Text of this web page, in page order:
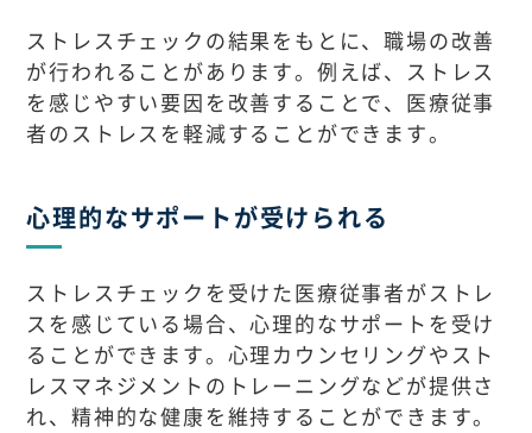
ストレスチェックの結果をもとに、職場の改善
が行われることがあります。例えば、ストレス
を感じやすい要因を改善することで、医療従事
者のストレスを軽減することができます。
心理的なサポートが受けられる
ストレスチェックを受けた医療従事者がストレ
スを感じている場合、心理的なサポートを受け
ることができます。心理カウンセリングやスト
レスマネジメントのトレーニングなどが提供さ
れ、精神的な健康を維持することができます。